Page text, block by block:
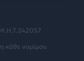
κάθε νομίμου